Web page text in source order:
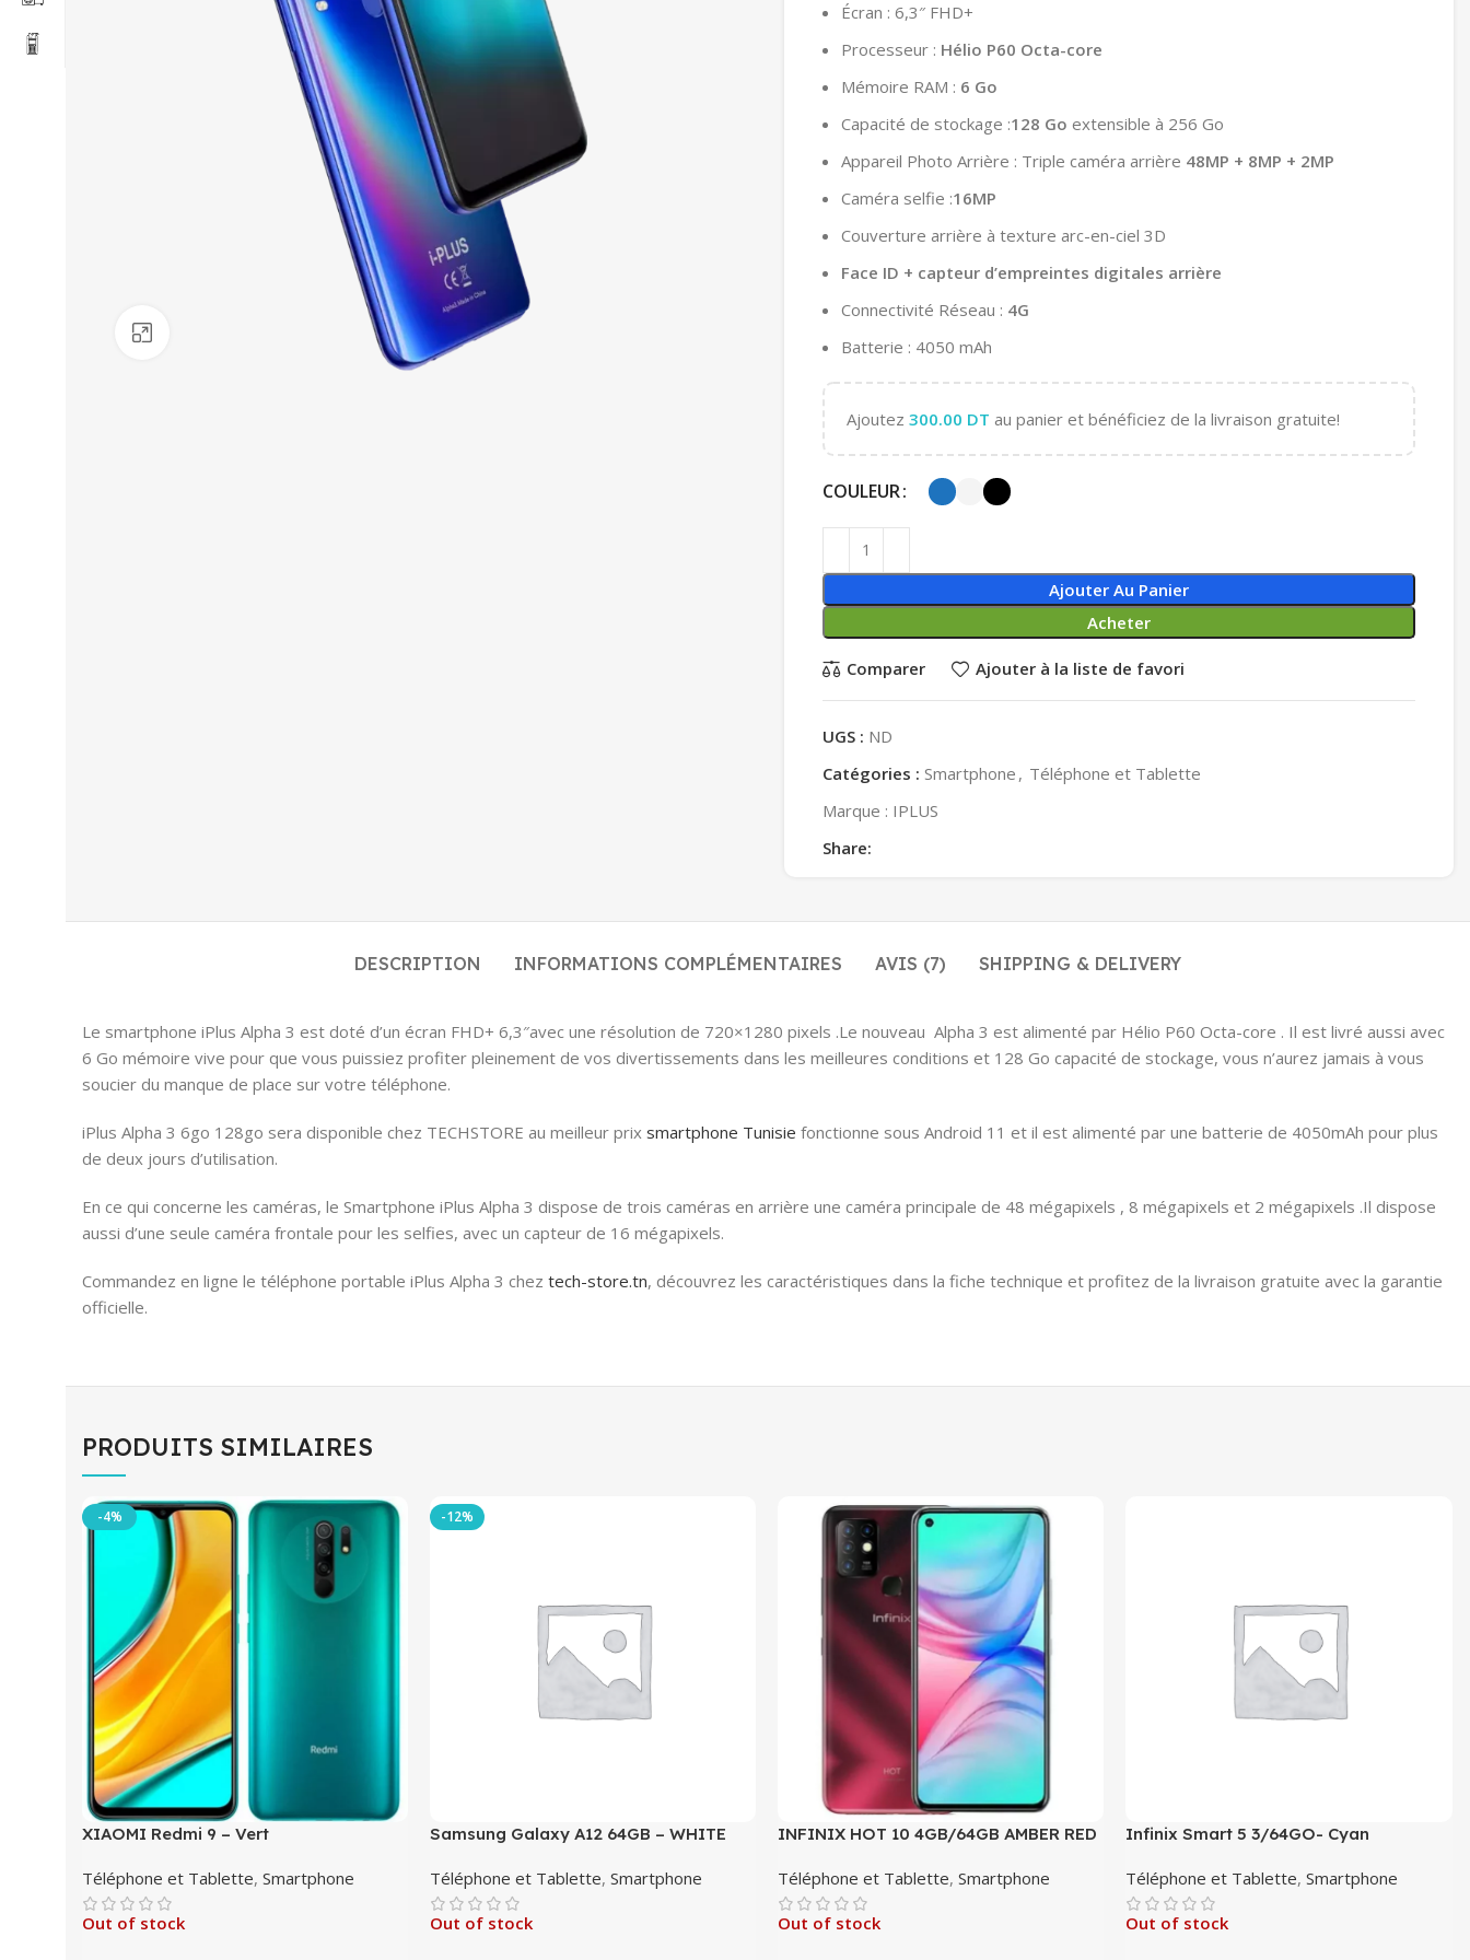
Écran : 6,3″ FHD+
Processeur : Hélio P60 Octa-core
Mémoire RAM : 6 Go
Capacité de stockage :128 Go extensible à 256 Go
Appareil Photo Arrière : Triple caméra arrière 48MP + 8MP + 2MP
Caméra selfie :16MP
Couverture arrière à texture arc-en-ciel 3D
Face ID + capteur d’empreintes digitales arrière
Connectivité Réseau : 4G
Batterie : 4050 mAh
Ajoutez 300.00 DT au panier et bénéficiez de la livraison gratuite!
COULEUR
Ajouter Au Panier
Acheter
Comparer Ajouter à la liste de favori
UGS : ND
Catégories : Smartphone , Téléphone et Tablette
Marque : IPLUS
Share:
DESCRIPTION INFORMATIONS COMPLÉMENTAIRES AVIS (7) SHIPPING & DELIVERY
Le smartphone iPlus Alpha 3 est doté d’un écran FHD+ 6,3″avec une résolution de 720×1280 pixels .Le nouveau Alpha 3 est alimenté par Hélio P60 Octa-core . Il est livré aussi avec
6 Go mémoire vive pour que vous puissiez profiter pleinement de vos divertissements dans les meilleures conditions et 128 Go capacité de stockage, vous n’aurez jamais à vous
soucier du manque de place sur votre téléphone.
iPlus Alpha 3 6go 128go sera disponible chez TECHSTORE au meilleur prix smartphone Tunisie fonctionne sous Android 11 et il est alimenté par une batterie de 4050mAh pour plus
de deux jours d’utilisation.
En ce qui concerne les caméras, le Smartphone iPlus Alpha 3 dispose de trois caméras en arrière une caméra principale de 48 mégapixels , 8 mégapixels et 2 mégapixels .Il dispose
aussi d’une seule caméra frontale pour les selfies, avec un capteur de 16 mégapixels.
Commandez en ligne le téléphone portable iPlus Alpha 3 chez tech-store.tn, découvrez les caractéristiques dans la fiche technique et profitez de la livraison gratuite avec la garantie
officielle.
PRODUITS SIMILAIRES
-4%
XIAOMI Redmi 9 – Vert
Téléphone et Tablette, Smartphone
Out of stock
-12%
Samsung Galaxy A12 64GB – WHITE
Téléphone et Tablette,Smartphone
Out of stock
INFINIX HOT 10 4GB/64GB AMBER RED
Téléphone et Tablette,Smartphone
Out of stock
Infinix Smart 5 3/64GO- Cyan
Téléphone et Tablette,Smartphone
Out of stock